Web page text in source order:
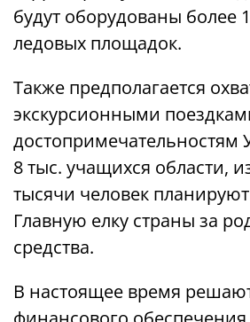
будут оборудованы более
ледовых площадок.
Также предполагается
экскурсионными
достопримечательностям
8 тыс. учащихся области,
тысячи человек
Главную елку страны за
средства.
В настоящее время